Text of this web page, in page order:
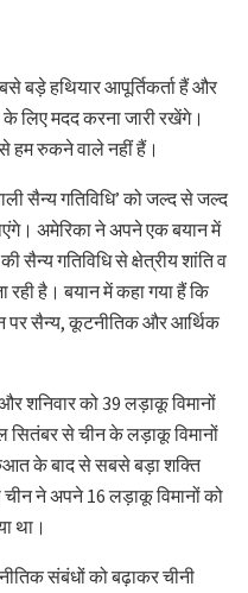
बड़े हथियार आपूर्तिकर्ता हैं और
के लिए मदद करना जारी रखेंगे।
हम रुकने वाले नहीं हैं।
सैन्य गतिविधि’ को जल्द से जल्द
अमेरिका ने अपने एक बयान में
गतिविधि से क्षेत्रीय शांति व
है। बयान में कहा गया हैं कि
पर सैन्य, कूटनीतिक और आर्थिक
शनिवार को 39 लड़ाकू विमानों
सितंबर से चीन के लड़ाकू विमानों
के बाद से सबसे बड़ा शक्ति
चीन ने अपने 16 लड़ाकू विमानों को
था।
संबंधों को बढ़ाकर चीनी